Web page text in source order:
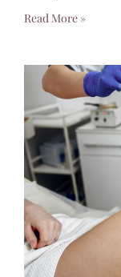
Read More »